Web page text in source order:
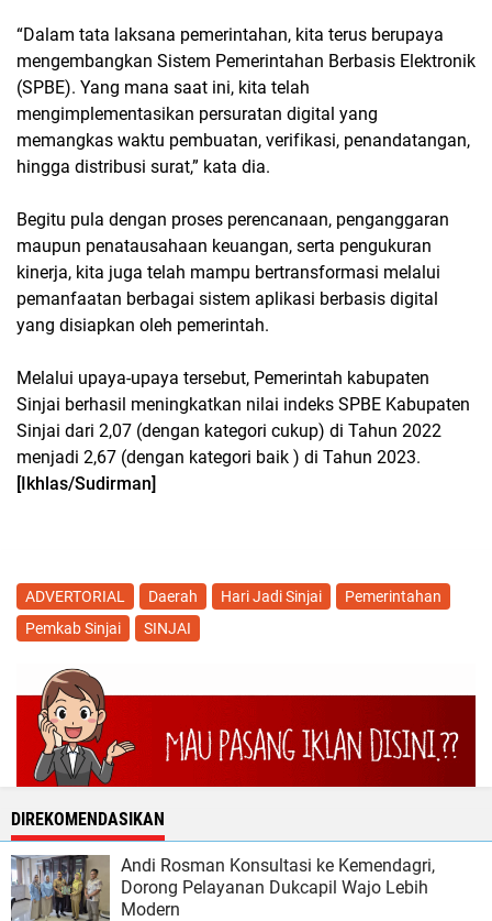
“Dalam tata laksana pemerintahan, kita terus berupaya
mengembangkan Sistem Pemerintahan Berbasis Elektronik
(SPBE). Yang mana saat ini, kita telah
mengimplementasikan persuratan digital yang
memangkas waktu pembuatan, verifikasi, penandatangan,
hingga distribusi surat,” kata dia.
Begitu pula dengan proses perencanaan, penganggaran
maupun penatausahaan keuangan, serta pengukuran
kinerja, kita juga telah mampu bertransformasi melalui
pemanfaatan berbagai sistem aplikasi berbasis digital
yang disiapkan oleh pemerintah.
Melalui upaya-upaya tersebut, Pemerintah kabupaten
Sinjai berhasil meningkatkan nilai indeks SPBE Kabupaten
Sinjai dari 2,07 (dengan kategori cukup) di Tahun 2022
menjadi 2,67 (dengan kategori baik ) di Tahun 2023.
[Ikhlas/Sudirman]
ADVERTORIAL Daerah Hari Jadi Sinjai
Pemerintahan
Pemkab Sinjai
SINJAI
DIREKOMENDASIKAN
Andi Rosman Konsultasi ke Kemendagri,
Dorong Pelayanan Dukcapil Wajo Lebih
Modern